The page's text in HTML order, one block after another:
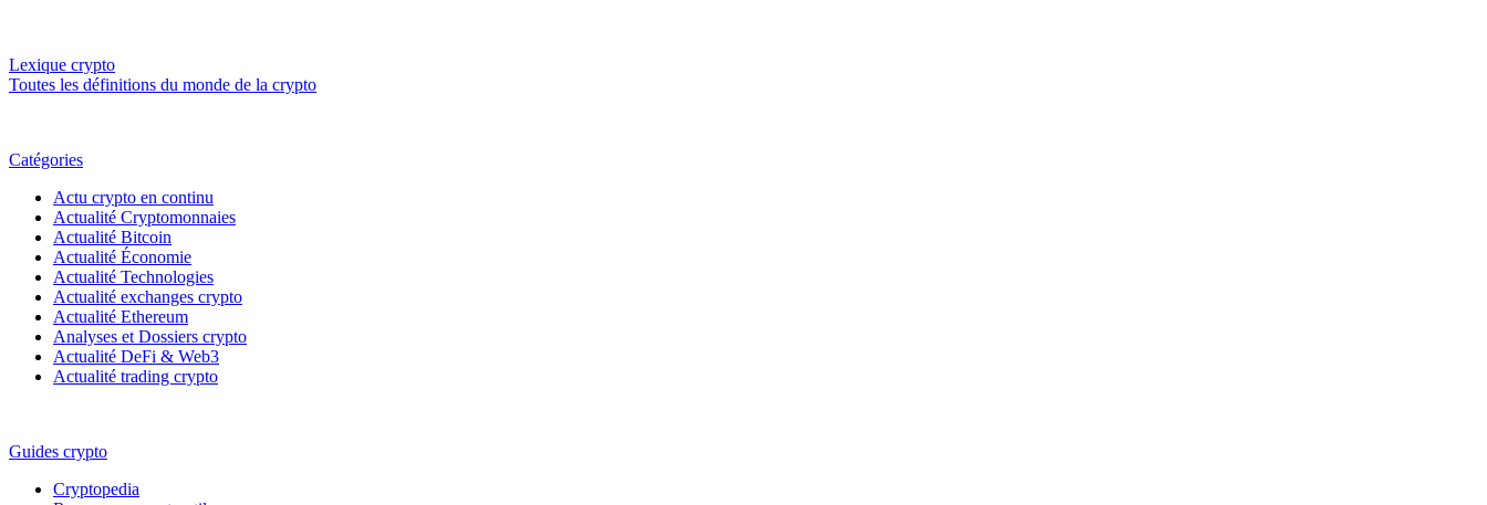
Lexique crypto
Toutes les définitions du monde de la crypto
Catégories
Actu crypto en continu
Actualité Cryptomonnaies
Actualité Bitcoin
Actualité Économie
Actualité Technologies
Actualité exchanges crypto
Actualité Ethereum
Analyses et Dossiers crypto
Actualité DeFi & Web3
Actualité trading crypto
Guides crypto
Cryptopedia